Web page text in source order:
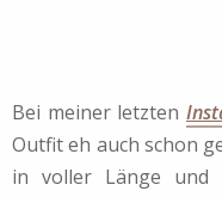
Bei meiner letzten
Outfit eh auch schon
in voller Länge und